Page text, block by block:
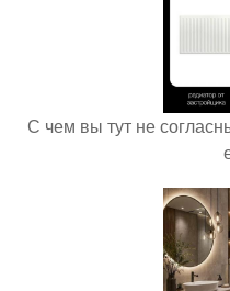
С чем вы тут не